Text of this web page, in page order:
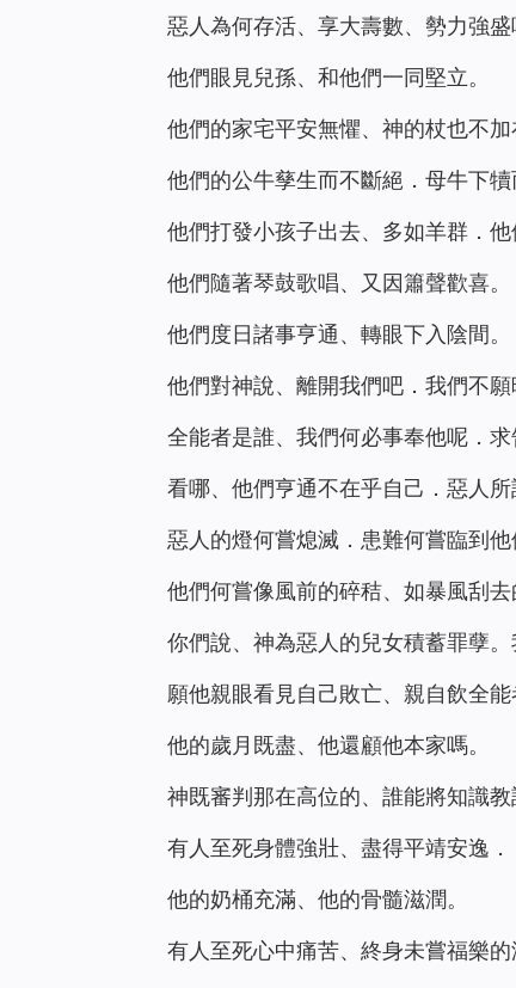
惡人為何存活、享大壽數、勢力強盛
他們眼見兒孫、和他們一同堅立。
他們的家宅平安無懼、神的杖也不加
他們的公牛孳生而不斷絕．母牛下犢
他們打發小孩子出去、多如羊群．他
他們隨著琴鼓歌唱、又因簫聲歡喜。
他們度日諸事亨通、轉眼下入陰間。
他們對神說、離開我們吧．我們不願
全能者是誰、我們何必事奉他呢．求
看哪、他們亨通不在乎自己．惡人所
惡人的燈何嘗熄滅．患難何嘗臨到
他們何嘗像風前的碎秸、如暴風刮去
你們說、神為惡人的兒女積蓄罪孽
願他親眼看見自己敗亡、親自飲全能
他的歲月既盡、他還顧他本家嗎。
神既審判那在高位的、誰能將知識教
有人至死身體強壯、盡得平靖安逸．
他的奶桶充滿、他的骨髓滋潤。
有人至死心中痛苦、終身未嘗福樂的